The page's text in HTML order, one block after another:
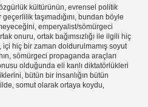
kültürünün, evrensel politik
taşımadığını, bundan böyle
emperyalist/sömürgeci
onuru, ortak bağımsızlığı ile ilgili hiç
içi hiç bir zaman doldurulmamış soyut
sömürgeci propaganda araçları
olduğunda eli kanlı diktatörlükleri
bütün bir insanlığın bütün
somut olarak ortaya koydu,